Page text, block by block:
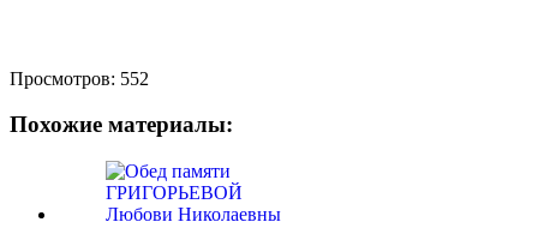
Просмотров: 552
Похожие материалы: